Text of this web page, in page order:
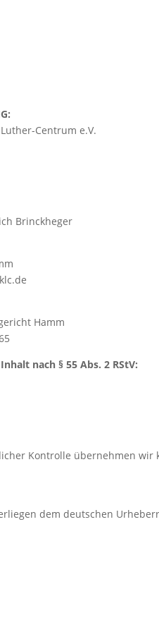
Centrum e.V.
Brinckheger
Hamm
nach § 55 Abs. 2 RStV:
Kontrolle übernehmen
dem deutschen